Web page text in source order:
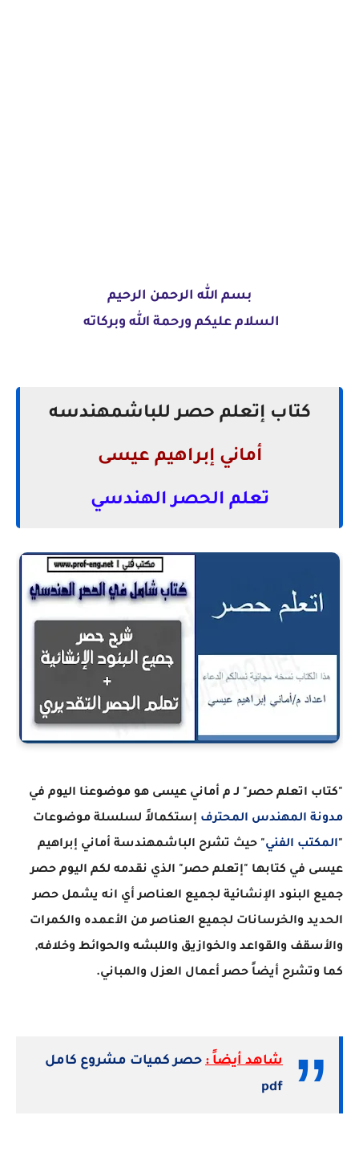
بسم الله الرحمن الرحيم
السلام عليكم ورحمة الله وبركاته
كتاب إتعلم حصر للباشمهندسه
أماني إبراهيم عيسى
تعلم الحصر الهندسي
"كتاب اتعلم حصر" لـ م أماني عيسى هو موضوعنا اليوم في
مدونة المهندس المحترف إستكمالاً لسلسلة موضوعات
"المكتب الفني" حيث تشرح الباشمهندسة أماني إبراهيم
عيسى في كتابها "إتعلم حصر" الذي نقدمه لكم اليوم حصر
جميع البنود الإنشائية لجميع العناصر أي انه يشمل حصر
الحديد والخرسانات لجميع العناصر من الأعمده والكمرات
والأسقف والقواعد والخوازيق واللبشه والحوائط وخلافه,
كما وتشرح أيضاً حصر أعمال العزل والمباني.
شاهد أيضاً : حصر كميات مشروع كامل
pdf